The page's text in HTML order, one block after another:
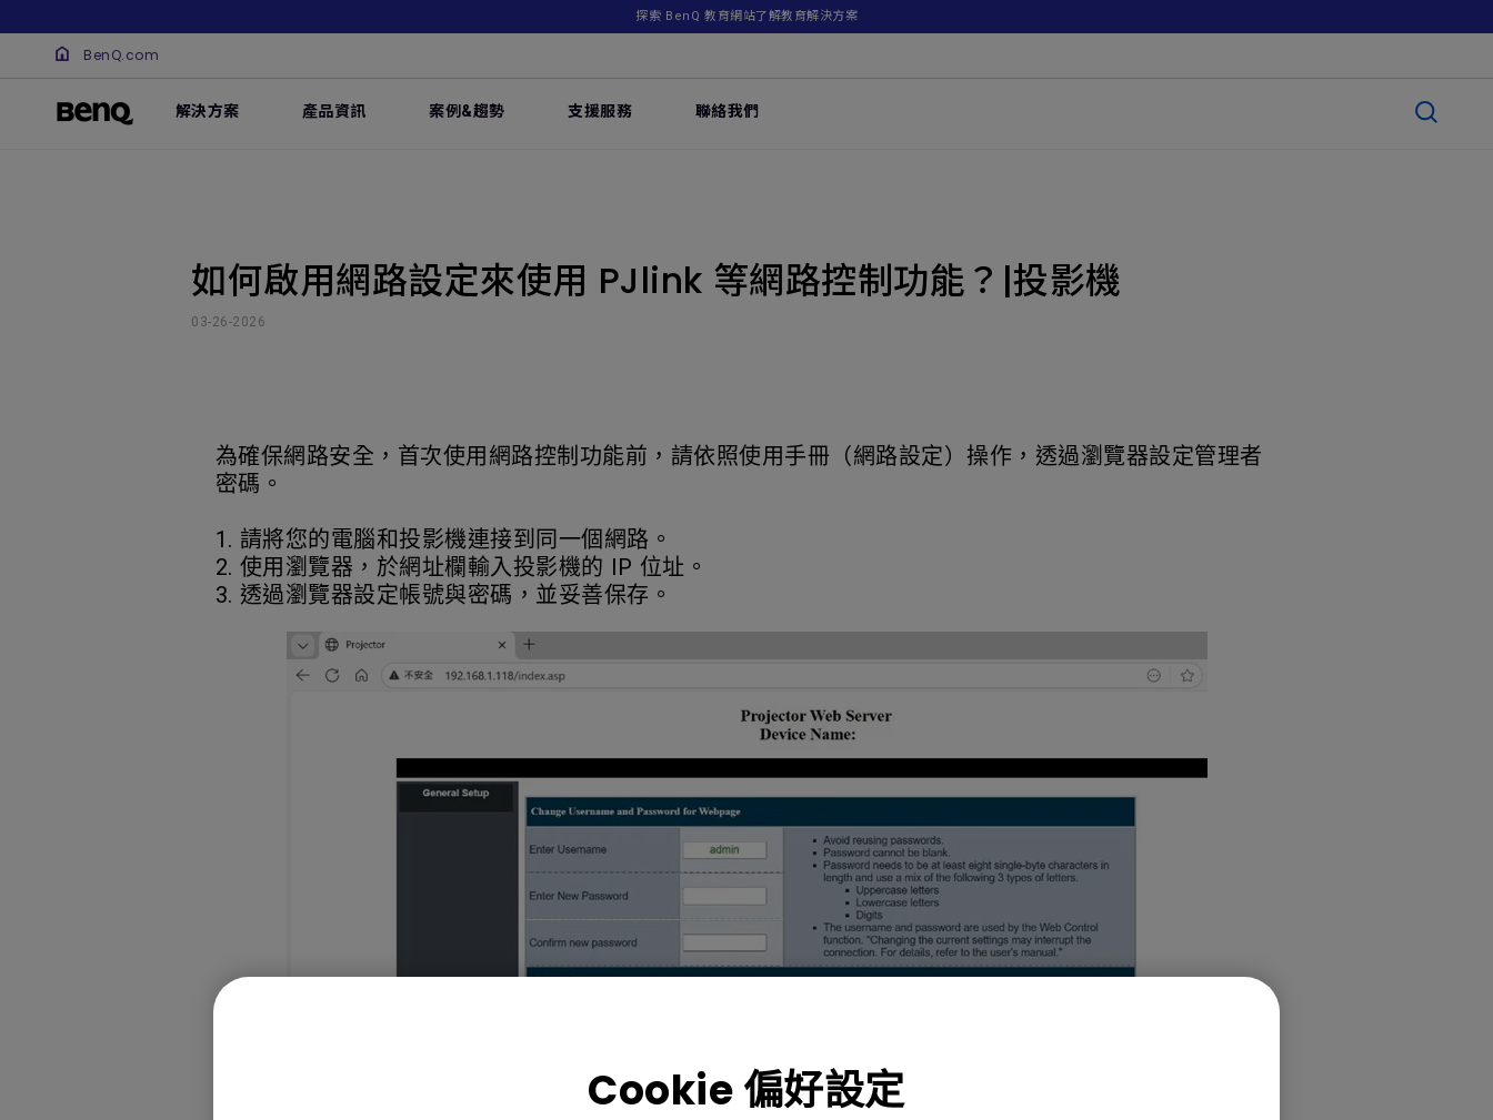
Cookie 偏好設定
探索 BenQ 教育網站了解教育解決方案
BenQ.com
解決方案 產品資訊 案例&趨勢 支援服務 聯絡我們
如何啟用網路設定來使用 PJlink 等網路控制功能？|投影機
03-26-2026
為確保網路安全，首次使用網路控制功能前，請依照使用手冊（網路設定）操作，透過瀏覽器設定管理者
密碼。
1. 請將您的電腦和投影機連接到同一個網路。
2. 使用瀏覽器，於網址欄輸入投影機的 IP 位址。
3. 透過瀏覽器設定帳號與密碼，並妥善保存。